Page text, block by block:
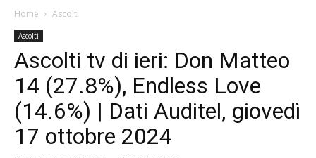
Home Ascolti
Ascolti
Ascolti tv di ieri: Don Matteo
14 (27.8%), Endless Love
(14.6%) | Dati Auditel, giovedì
17 ottobre 2024